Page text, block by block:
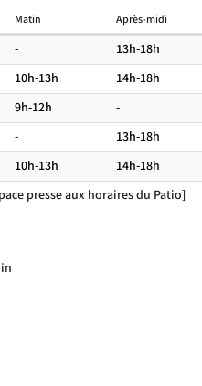
Matin Après-midi
-
13h-18h
10h-13h
14h-18h
9h-12h
-
-
13h-18h
10h-13h
14h-18h
presse aux horaires du Patio]